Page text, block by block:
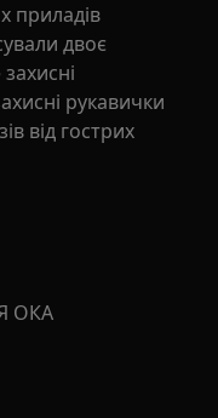
приладів
двоє
рукавички
від гострих
ОКА